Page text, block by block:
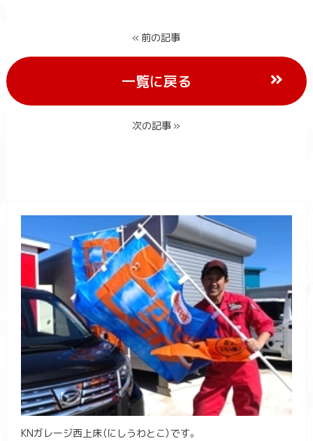
« 前の記事
一覧に戻る
次の記事 »
KNガレージ西上床（にしうわとこ）です。